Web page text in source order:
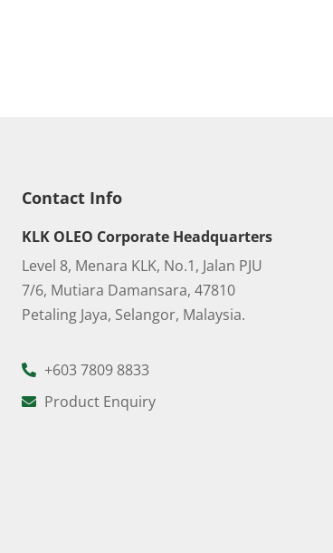
Contact Info
KLK OLEO Corporate Headquarters
Level 8, Menara KLK, No.1, Jalan PJU
7/6, Mutiara Damansara, 47810
Petaling Jaya, Selangor, Malaysia.
+603 7809 8833
Product Enquiry